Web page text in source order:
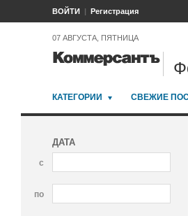
ВОЙТИ Регистрация
07 АВГУСТА, ПЯТНИЦА
КАТЕГОРИИ СВЕЖИЕ
ДАТА
с
по